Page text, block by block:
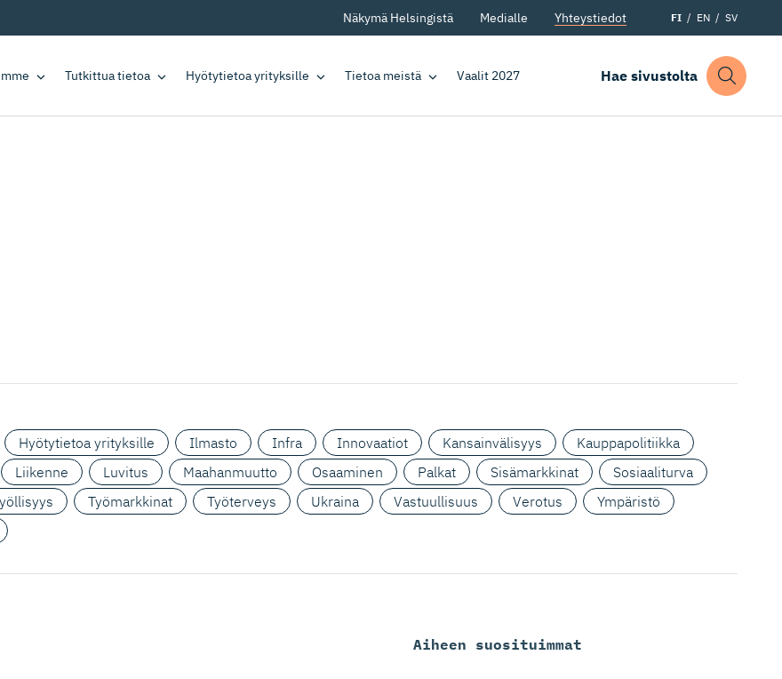
Näkymä Helsingistä Medialle Yhteystiedot FI EN SV
Tutkittua tietoa Hyötytietoa yrityksille Tietoa meistä Vaalit 2027 Hae sivustolta
Hyötytietoa yrityksille Ilmasto Infra Innovaatiot Kansainvälisyys
Kauppapolitiikka
Liikenne Luvitus Maahanmuutto Osaaminen Palkat Sisämarkkinat
Sosiaaliturva
Työmarkkinat Työterveys Ukraina Vastuullisuus Verotus
Ympäristö
Aiheen suosituimmat